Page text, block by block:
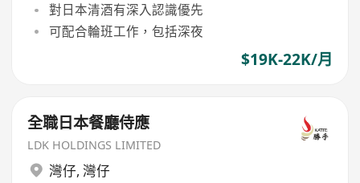
對日本清酒有深入認識優先
可配合輪班工作，包括深夜
$19K-22K/月
全職日本餐廳侍應
LDK HOLDINGS LIMITED
灣仔, 灣仔